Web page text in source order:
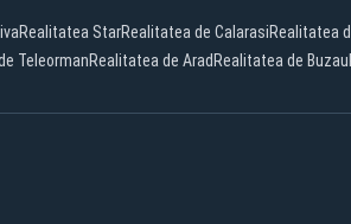
Realitatea StarRealitatea de CalarasiRealitatea
TeleormanRealitatea de Arad Realitatea de Buzau